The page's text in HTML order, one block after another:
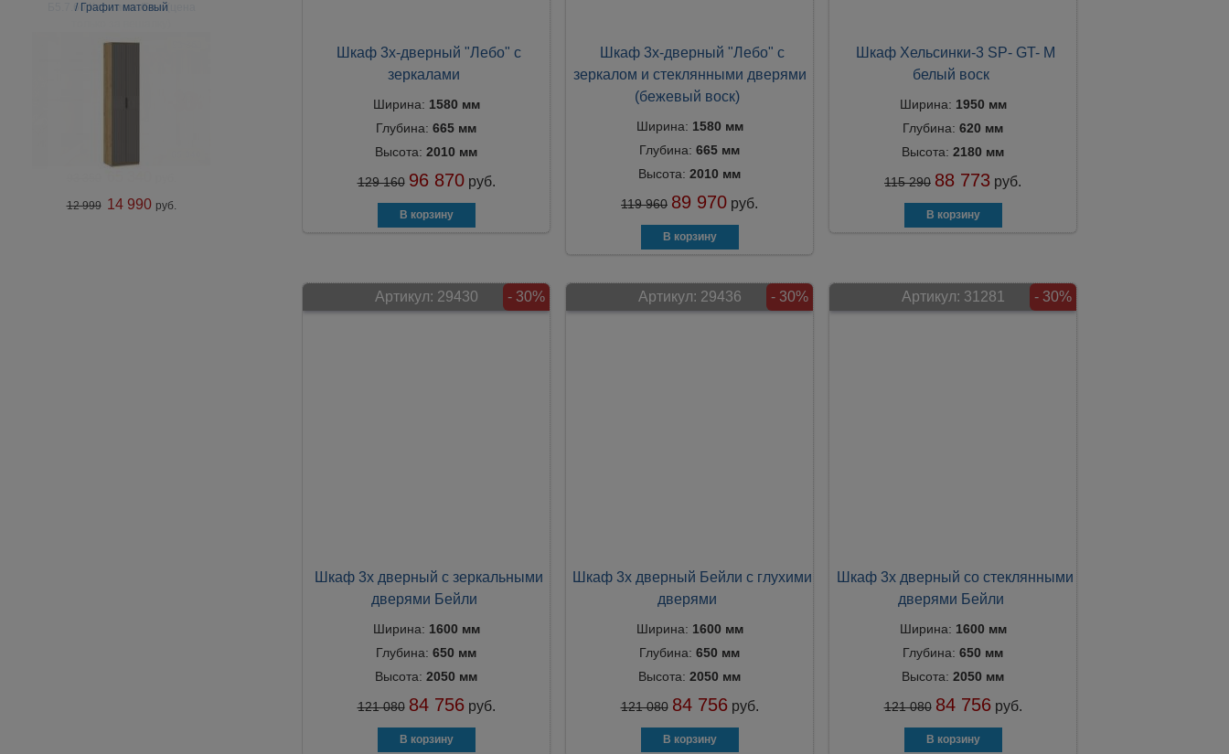
/ Графит матовый
12 999 14 990 руб.
Шкаф 3х-дверный "Лебо" с
зеркалами
Ширина: 1580 мм
Глубина: 665 мм
Высота: 2010 мм
129 160 96 870 руб.
Шкаф 3х-дверный "Лебо" с
зеркалом и стеклянными дверями
(бежевый воск)
Ширина: 1580 мм
Глубина: 665 мм
Высота: 2010 мм
119 960 89 970 руб.
Шкаф Хельсинки-3 SP- GT- M
белый воск
Ширина: 1950 мм
Глубина: 620 мм
Высота: 2180 мм
115 290 88 773 руб.
Артикул: 29430 - 30%
Шкаф 3х дверный с зеркальными
дверями Бейли
Ширина: 1600 мм
Глубина: 650 мм
Высота: 2050 мм
121 080 84 756 руб.
Артикул: 29436 - 30%
Шкаф 3х дверный Бейли с глухими
дверями
Ширина: 1600 мм
Глубина: 650 мм
Высота: 2050 мм
121 080 84 756 руб.
Артикул: 31281 - 30%
Шкаф 3х дверный со стеклянными
дверями Бейли
Ширина: 1600 мм
Глубина: 650 мм
Высота: 2050 мм
121 080 84 756 руб.